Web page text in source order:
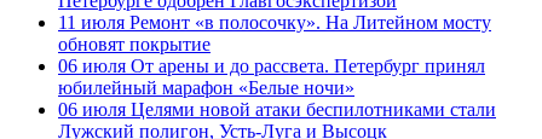
11 июля Ремонт «в полосочку». На Литейном мосту
обновят покрытие
06 июля От арены и до рассвета. Петербург принял
юбилейный марафон «Белые ночи»
06 июля Целями новой атаки беспилотниками стали
Лужский полигон, Усть-Луга и Высоцк